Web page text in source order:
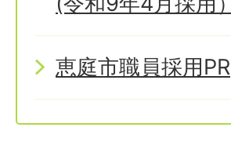
恵庭市職員採用PR